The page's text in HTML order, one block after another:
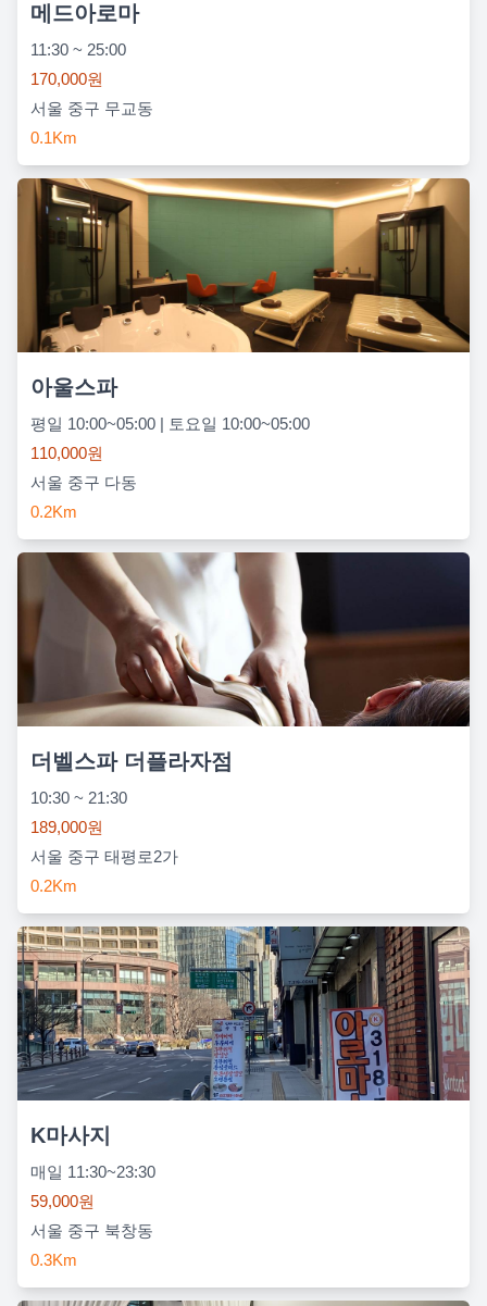
메드아로마
11:30 ~ 25:00
170,000원
서울 중구 무교동
0.1Km
아울스파
평일 10:00~05:00 | 토요일 10:00~05:00
110,000원
서울 중구 다동
0.2Km
더벨스파 더플라자점
10:30 ~ 21:30
189,000원
서울 중구 태평로2가
0.2Km
K마사지
매일 11:30~23:30
59,000원
서울 중구 북창동
0.3Km